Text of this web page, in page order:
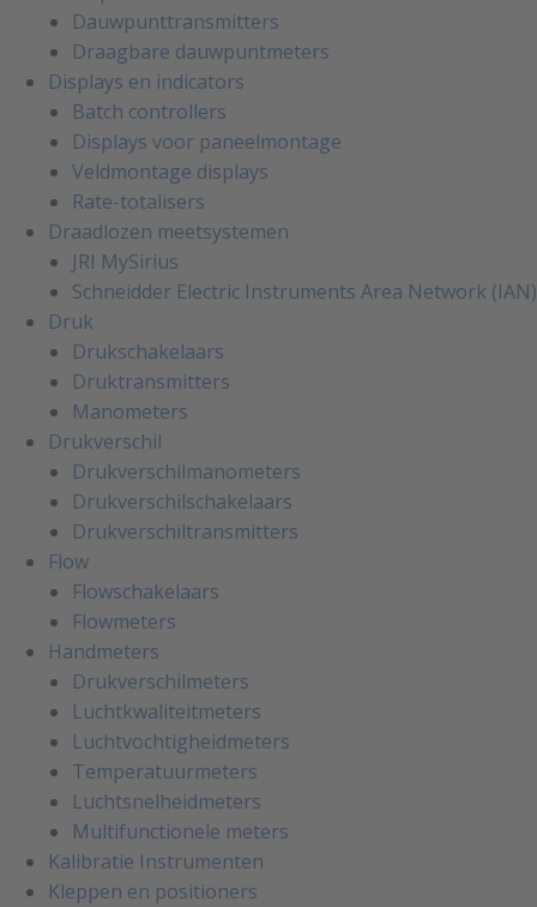
Dauwpunttransmitters
Draagbare dauwpuntmeters
Displays en indicators
Batch controllers
Displays voor paneelmontage
Veldmontage displays
Rate-totalisers
Draadlozen meetsystemen
JRI MySirius
Schneidder Electric Instruments Area Network (IAN)
Druk
Drukschakelaars
Druktransmitters
Manometers
Drukverschil
Drukverschilmanometers
Drukverschilschakelaars
Drukverschiltransmitters
Flow
Flowschakelaars
Flowmeters
Handmeters
Drukverschilmeters
Luchtkwaliteitmeters
Luchtvochtigheidmeters
Temperatuurmeters
Luchtsnelheidmeters
Multifunctionele meters
Kalibratie Instrumenten
Kleppen en positioners